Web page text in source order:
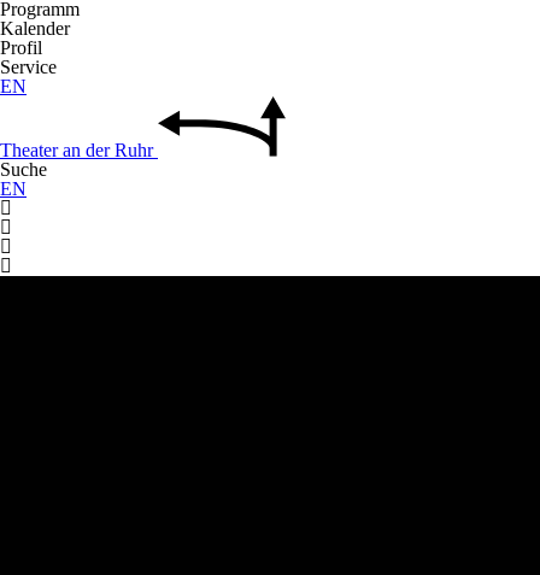
Programm
Kalender
Profil
Service
EN
Theateran derRuhr
Suche
EN



